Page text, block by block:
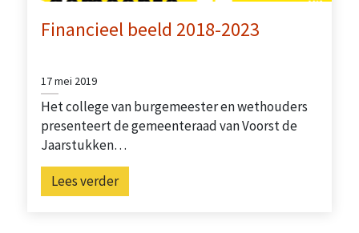
Financieel beeld 2018-2023
17 mei 2019
Het college van burgemeester en wethouders
presenteert de gemeenteraad van Voorst de
Jaarstukken…
Lees verder